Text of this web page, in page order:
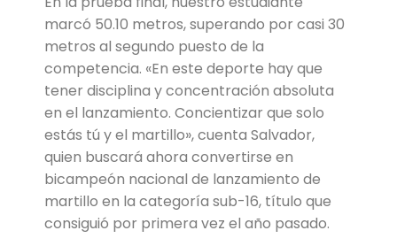
marcó 50.10 metros, superando por casi 30
metros al segundo puesto de la
competencia. «En este deporte hay que
tener disciplina y concentración absoluta
en el lanzamiento. Concientizar que solo
estás tú y el martillo», cuenta Salvador,
quien buscará ahora convertirse en
bicampeón nacional de lanzamiento de
martillo en la categoría sub-16, título que
consiguió por primera vez el año pasado.